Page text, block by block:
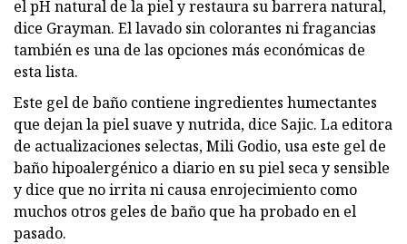
el pH natural de la piel y restaura su barrera natural,
dice Grayman. El lavado sin colorantes ni fragancias
también es una de las opciones más económicas de
esta lista.
Este gel de baño contiene ingredientes humectantes
que dejan la piel suave y nutrida, dice Sajic. La editora
de actualizaciones selectas, Mili Godio, usa este gel de
baño hipoalergénico a diario en su piel seca y sensible
y dice que no irrita ni causa enrojecimiento como
muchos otros geles de baño que ha probado en el
pasado.